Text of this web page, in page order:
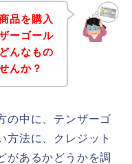
品を購入
ーゴール
んなもの
んか？
の中に、テンザーゴ
方法に、クレジット
があるかどうかを調